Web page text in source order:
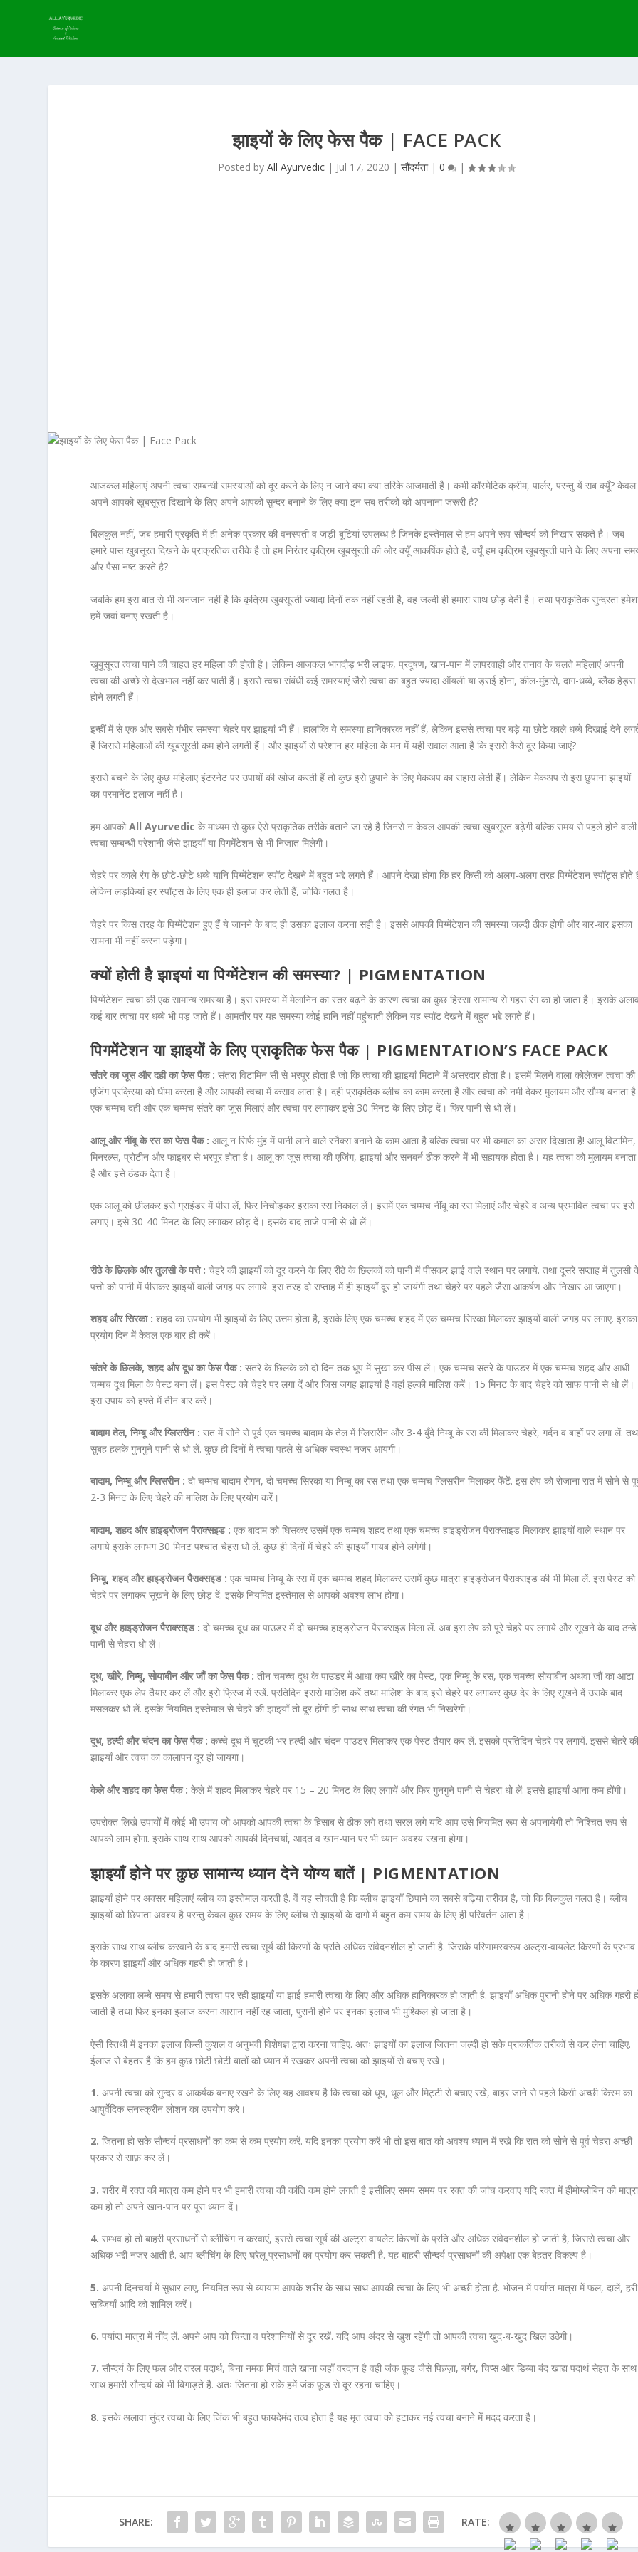
झाइयों के लिए फेस पैक | FACE PACK
Posted byAll Ayurvedic | Jul 17, 2020 |सौंदर्यता|0 |
आजकल महिलाएं अपनी त्वचा सम्बन्धी समस्याओं को दूर करने के लिए न जाने क्या क्या तरिके आजमाती है। कभी कॉस्मेटिक क्रीम, पार्लर, परन्तु यें सब क्यूँ? केवल
अपने आपको खुबसूरत दिखाने के लिए अपने आपको सुन्दर बनाने के लिए क्या इन सब तरीको को अपनाना जरूरी है?
बिलकुल नहीं, जब हमारी प्रकृति में ही अनेक प्रकार की वनस्पती व जड़ी-बूटियां उपलब्ध है जिनके इस्तेमाल से हम अपने रूप-सौन्दर्य को निखार सकते है। जब
हमारे पास खुबसूरत दिखने के प्राक्रतिक तरीके है तो हम निरंतर कृत्रिम खूबसूरती की ओर क्यूँ आकर्षिक होते है, क्यूँ हम कृत्रिम खूबसूरती पाने के लिए अपना
और पैसा नष्ट करते है?
जबकि हम इस बात से भी अनजान नहीं है कि कृत्रिम खुबसूरती ज्यादा दिनों तक नहीं रहती है, वह जल्दी ही हमारा साथ छोड़ देती है। तथा प्राकृतिक सुन्दरता
हमें जवां बनाए रखती है।
खूबूसूरत त्वचा पाने की चाहत हर महिला की होती है। लेकिन आजकल भागदौड़ भरी लाइफ, प्रदूषण, खान-पान में लापरवाही और तनाव के चलते महिलाएं अपनी
त्‍वचा की अच्‍छे से देखभाल नहीं कर पाती हैं। इससे त्वचा संबंधी कई समस्याएं जैसे त्‍वचा का बहुत ज्‍यादा ऑयली या ड्राई होना, कील-मुंहासे, दाग-धब्‍बे, ब्‍लैक हेड्स
होने लगती हैं।
इन्हीं में से एक और सबसे गंभीर समस्‍या चेहरे पर झाइयां भी हैं। हालांकि ये समस्‍या हानिकारक नहीं हैं, लेकिन इससे त्‍वचा पर बड़े या छोटे काले धब्‍बे दिखाई देने
हैं जिससे महिलाओं की खूबसूरती कम होने लगती हैं। और झाइयों से परेशान हर महिला के मन में यही सवाल आता है कि इससे कैसे दूर किया जाएं?
इससे बचने के लिए कुछ महिलाए इंटरनेट पर उपायों की खोज करती हैं तो कुछ इसे छुपाने के लिए मेकअप का सहारा लेती हैं। लेकिन मेकअप से इस छुपाना झाइयों
का परमानेंट इलाज नहीं है।
हम आपकोAll Ayurvedic के माध्यम से कुछ ऐसे प्राकृतिक तरीके बताने जा रहे है जिनसे न केवल आपकी त्वचा खुबसूरत बढ़ेगी बल्कि समय से पहले होने वाली
त्वचा सम्बन्धी परेशानी जैसे झाइयाँ या पिगमेंटेशन से भी निजात मिलेगी।
चेहरे पर काले रंग के छोटे-छोटे धब्बे यानि पिग्मेंटेशन स्पॉट देखने में बहुत भद्दे लगते हैं। आपने देखा होगा कि हर किसी को अलग-अलग तरह पिग्मेंटेशन स्पॉट्स होते
लेकिन लड़कियां हर स्पॉट्स के लिए एक ही इलाज कर लेती हैं, जोकि गलत है।
चेहरे पर किस तरह के पिग्मेंटेशन हुए हैं ये जानने के बाद ही उसका इलाज करना सही है। इससे आपकी पिग्मेंटेशन की समस्या जल्दी ठीक होगी और बार-बार इसका
सामना भी नहीं करना पड़ेगा।
क्‍यों होती है झाइयां या पिग्मेंटेशन की समस्या? | PIGMENTATION
पिग्मेंटेशन त्‍वचा की एक सामान्‍य समस्‍या है। इस समस्‍या में मेलानिन का स्‍तर बढ़ने के कारण त्‍वचा का कुछ हिस्‍सा सामान्‍य से गहरा रंग का हो जाता है। इसके
कई बार त्‍वचा पर धब्‍बे भी पड़ जाते हैं। आमतौर पर यह समस्‍या कोई हान‍ि नहीं पहुंचाती लेकिन यह स्पॉट देखने में बहुत भद्दे लगते हैं।
पिगमेंटेशन या झाइयों के लिए प्राकृतिक फेस पैक | PIGMENTATION’S FACE PACK
संतरे का जूस और दही का फेस पैक : संतरा विटामिन सी से भरपूर होता है जो कि त्वचा की झाइयां मिटाने में असरदार होता है। इसमें मिलने वाला कोलेजन त्वचा की
एजिंग प्रक्रिया को धीमा करता है और आपकी त्वचा में कसाव लाता है। दही प्राकृतिक ब्लीच का काम करता है और त्वचा को नमी देकर मुलायम और सौम्य बनाता
एक चम्मच दही और एक चम्मच संतरे का जूस मिलाएं और त्वचा पर लगाकर इसे 30 मिनट के लिए छोड़ दें। फिर पानी से धो लें।
आलू और नींबू के रस का फेस पैक : आलू न सिर्फ मुंह में पानी लाने वाले स्नैक्स बनाने के काम आता है बल्कि त्वचा पर भी कमाल का असर दिखाता है! आलू विटामिन,
मिनरल्स, प्रोटीन और फाइबर से भरपूर होता है। आलू का जूस त्वचा की एजिंग, झाइयां और सनबर्न ठीक करने में भी सहायक होता है। यह त्वचा को मुलायम बनाता
है और इसे ठंडक देता है।
एक आलू को छीलकर इसे ग्राइंडर में पीस लें, फिर निचोड़कर इसका रस निकाल लें। इसमें एक चम्मच नींबू का रस मिलाएं और चेहरे व अन्य प्रभावित त्वचा पर इसे
लगाएं। इसे 30-40 मिनट के लिए लगाकर छोड़ दें। इसके बाद ताजे पानी से धो लें।
रीठे के छिलके और तुलसी के पत्ते : चेहरे की झाइयाँ को दूर करने के लिए रीठे के छिलकों को पानी में पीसकर झाई वाले स्थान पर लगाये. तथा दूसरे सप्ताह में तुलसी
पत्तो को पानी में पीसकर झाइयों वाली जगह पर लगाये. इस तरह दो सप्ताह में ही झाइयाँ दूर हो जायंगी तथा चेहरे पर पहले जैसा आकर्षण और निखार आ जाएगा।
शहद और सिरका : शहद का उपयोग भी झाइयों के लिए उत्तम होता है, इसके लिए एक चमच्च शहद में एक चम्मच सिरका मिलाकर झाइयों वाली जगह पर लगाए. इसका
प्रयोग दिन में केवल एक बार ही करें।
संतरे के छिलके, शहद और दूध का फेस पैक : संतरे के छिलके को दो दिन तक धूप में सुखा कर पीस लें। एक चम्मच संतरे के पाउडर में एक चम्मच शहद और आधी
चम्मच दूध मिला के पेस्ट बना लें। इस पेस्ट को चेहरे पर लगा दें और जिस जगह झाइयां है वहां हल्की मालिश करें। 15 मिनट के बाद चेहरे को साफ पानी से धो लें।
इस उपाय को हफ्ते में तीन बार करें।
बादाम तेल, निम्बू और ग्लिसरीन : रात में सोने से पूर्व एक चमच्च बादाम के तेल में ग्लिसरीन और 3-4 बुँदे निम्बू के रस की मिलाकर चेहरे, गर्दन व बाहों पर लगा लें.
सुबह हलके गुनगुने पानी से धो लें. कुछ ही दिनों में त्वचा पहले से अधिक स्वस्थ नजर आयगी।
बादाम, निम्बू और ग्लिसरीन : दो चम्मच बादाम रोगन, दो चमच्च सिरका या निम्बू का रस तथा एक चम्मच ग्लिसरीन मिलाकर फेंटें. इस लेप को रोजाना रात में सोने से
2-3 मिनट के लिए चेहरे की मालिश के लिए प्रयोग करें।
बादाम, शहद और हाइड्रोजन पैराक्सइड : एक बादाम को घिसकर उसमें एक चम्मच शहद तथा एक चमच्च हाइड्रोजन पैराक्साइड मिलाकर झाइयों वाले स्थान पर
लगाये इसके लगभग 30 मिनट पश्चात चेहरा धो लें. कुछ ही दिनों में चेहरे की झाइयाँ गायब होने लगेगी।
निम्बू, शहद और हाइड्रोजन पैराक्सइड : एक चम्मच निम्बू के रस में एक चम्मच शहद मिलाकर उसमें कुछ मात्रा हाइड्रोजन पैराक्सइड की भी मिला लें. इस पेस्ट को
चेहरे पर लगाकर सूखने के लिए छोड़ दें. इसके नियमित इस्तेमाल से आपको अवश्य लाभ होगा।
दूध और हाइड्रोजन पैराक्सइड : दो चमच्च दूध का पाउडर में दो चमच्च हाइड्रोजन पैराक्सइड मिला लें. अब इस लेप को पूरे चेहरे पर लगाये और सूखने के बाद ठन्डे
पानी से चेहरा धो लें।
दूध, खीरे, निम्बू, सोयाबीन और जौं का फेस पैक : तीन चमच्च दूध के पाउडर में आधा कप खीरे का पेस्ट, एक निम्बू के रस, एक चमच्च सोयाबीन अथवा जौं का आटा
मिलाकर एक लेप तैयार कर लें और इसे फ्रिज में रखें. प्रतिदिन इससे मालिश करें तथा मालिश के बाद इसे चेहरे पर लगाकर कुछ देर के लिए सूखने दें उसके बाद
मसलकर धो लें. इसके नियमित इस्तेमाल से चेहरे की झाइयाँ तो दूर होंगी ही साथ साथ त्वचा की रंगत भी निखरेगी।
दूध, हल्दी और चंदन का फेस पैक : कच्चे दूध में चुटकी भर हल्दी और चंदन पाउडर मिलाकर एक पेस्ट तैयार कर लें. इसको प्रतिदिन चेहरे पर लगायें. इससे चेहरे
झाइयाँ और त्वचा का कालापन दूर हो जायगा।
केले और शहद का फेस पैक : केले में शहद मिलाकर चेहरे पर 15 – 20 मिनट के लिए लगायें और फिर गुनगुने पानी से चेहरा धो लें. इससे झाइयाँ आना कम होंगी।
उपरोक्त लिखे उपायों में कोई भी उपाय जो आपको आपकी त्वचा के हिसाब से ठीक लगे तथा सरल लगे यदि आप उसे नियमित रूप से अपनायेगी तो निश्चित रूप से
आपको लाभ होगा. इसके साथ साथ आपको आपकी दिनचर्या, आदत व खान-पान पर भी ध्यान अवश्य रखना होगा।
झाइयाँ होने पर कुछ सामान्य ध्यान देने योग्य बातें | PIGMENTATION
झाइयाँ होने पर अक्सर महिलाएं ब्लीच का इस्तेमाल करती है. वें यह सोचती है कि ब्लीच झाइयाँ छिपाने का सबसे बढ़िया तरीका है, जो कि बिलकुल गलत है। ब्लीच
झाइयों को छिपाता अवश्य है परन्तु केवल कुछ समय के लिए ब्लीच से झाइयों के दागो में बहुत कम समय के लिए ही परिवर्तन आता है।
इसके साथ साथ ब्लीच करवाने के बाद हमारी त्वचा सूर्य की किरणों के प्रति अधिक संवेदनशील हो जाती है. जिसके परिणामस्वरूप अल्ट्रा-वायलेट किरणों के प्रभाव
के कारण झाइयाँ और अधिक गहरी हो जाती है।
इसके अलावा लम्बे समय से हमारी त्वचा पर रही झाइयाँ या झाई हमारी त्वचा के लिए और अधिक हानिकारक हो जाती है. झाइयाँ अधिक पुरानी होने पर अधिक गहरी
जाती है तथा फिर इनका इलाज करना आसान नहीं रह जाता, पुरानी होने पर इनका इलाज भी मुश्किल हो जाता है।
ऐसी स्तिथी में इनका इलाज किसी कुशल व अनुभवी विशेषज्ञ द्वारा करना चाहिए. अतः झाइयों का इलाज जितना जल्दी हो सके प्राकर्तिक तरीकों से कर लेना चाहिए.
ईलाज से बेहतर है कि हम कुछ छोटी छोटी बातों को ध्यान में रखकर अपनी त्वचा को झाइयों से बचाए रखे।
1. अपनी त्वचा को सुन्दर व आकर्षक बनाए रखने के लिए यह आवश्य है कि त्वचा को धूप, धूल और मिट्टी से बचाए रखे, बाहर जाने से पहले किसी अच्छी किस्म का
आयुर्वेदिक सनस्क्रीन लोशन का उपयोग करे।
2. जितना हो सके सौन्दर्य प्रसाधनों का कम से कम प्रयोग करें. यदि इनका प्रयोग करें भी तो इस बात को अवश्य ध्यान में रखे कि रात को सोने से पूर्व चेहरा अच्छी
प्रकार से साफ़ कर लें।
3. शरीर में रक्त की मात्रा कम होने पर भी हमारी त्वचा की कांति कम होने लगती है इसीलिए समय समय पर रक्त की जांच करवाए यदि रक्त में हीमोग्लोबिन की मात्रा
कम हो तो अपने खान-पान पर पूरा ध्यान दें।
4. सम्भव हो तो बाहरी प्रसाधनों से ब्लीचिंग न करवाएं, इससे त्वचा सूर्य की अल्ट्रा वायलेट किरणों के प्रति और अधिक संवेदनशील हो जाती है, जिससे त्वचा और
अधिक भद्दी नजर आती है. आप ब्लीचिंग के लिए घरेलू प्रसाधनों का प्रयोग कर सकती है. यह बाहरी सौन्दर्य प्रसाधनों की अपेक्षा एक बेहतर विकल्प है।
5. अपनी दिनचर्या में सुधार लाए, नियमित रूप से व्यायाम आपके शरीर के साथ साथ आपकी त्वचा के लिए भी अच्छी होता है. भोजन में पर्याप्त मात्रा में फल, दालें, हरी
सब्जियाँ आदि को शामिल करें।
6. पर्याप्त मात्रा में नींद लें. अपने आप को चिन्ता व परेशानियों से दूर रखें. यदि आप अंदर से खुश रहेंगी तो आपकी त्वचा खुद-ब-खुद खिल उठेगी।
7. सौन्दर्य के लिए फल और तरल पदार्थ, बिना नमक मिर्च वाले खाना जहाँ वरदान है वही जंक फ़ूड जैसे पिज़्ज़ा, बर्गर, चिप्स और डिब्बा बंद खाद्य पदार्थ सेहत के साथ
साथ हमारी सौन्दर्य को भी बिगाड़ते है. अतः जितना हो सके हमें जंक फ़ूड से दूर रहना चाहिए।
8. इसके अलावा सुंदर त्वचा के लिए जिंक भी बहुत फायदेमंद तत्व होता है यह मृत त्वचा को हटाकर नई त्वचा बनाने में मदद करता है।
SHARE: RATE: